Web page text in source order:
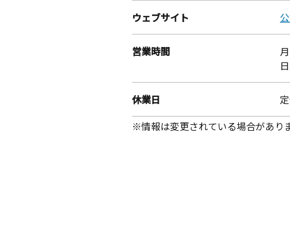
ウェブサイト
営業時間
休業日
※情報は変更されている場合があり